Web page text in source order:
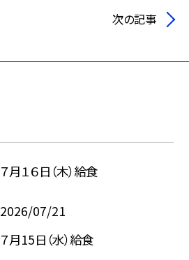
次の記事
７月１６日（木）給食
2026/07/21
７月15日（水）給食